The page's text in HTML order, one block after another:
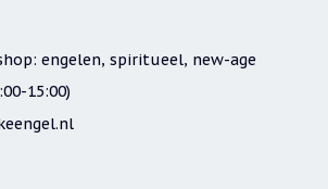
engelen, spiritueel, new-age
15:00)